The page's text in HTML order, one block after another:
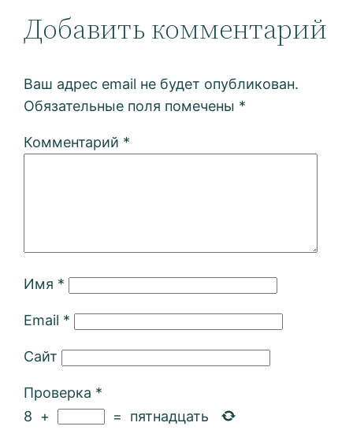
Добавить комментарий
Ваш адрес email не будет опубликован.
Обязательные поля помечены *
Комментарий *
Имя *
Email *
Сайт
Проверка *
8 + = пятнадцать